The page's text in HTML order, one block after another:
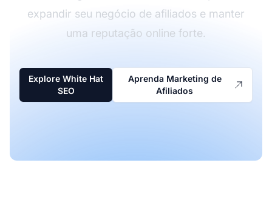
expandir seu negócio de afiliados e manter
uma reputação online forte.
Explore White Hat
SEO
Aprenda Marketing de
Afiliados